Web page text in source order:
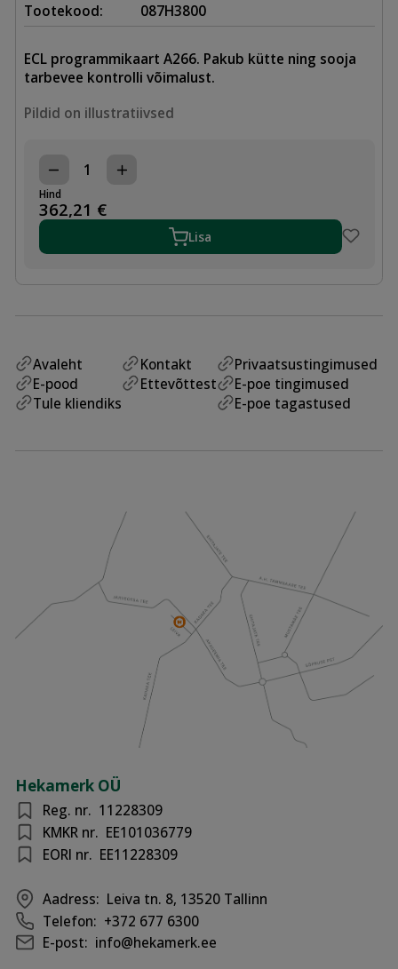
Tootekood:
087H3800
ECL programmikaart A266. Pakub kütte ning sooja
tarbevee kontrolli võimalust.
Pildid on illustratiivsed
ECL
PROGRAMMI
KAART
A266
JA
TARBEVEELE
Hind
362,21 €
Lisa
Avaleht
E-pood
Tule kliendiks
Kontakt
Ettevõttest
Privaatsustingimused
E-poe tingimused
E-poe tagastused
Hekamerk OÜ
Reg. nr. 11228309
KMKR nr. EE101036779
EORI nr. EE11228309
Aadress: Leiva tn. 8, 13520 Tallinn
Telefon: +372 677 6300
E-post: info@hekamerk.ee